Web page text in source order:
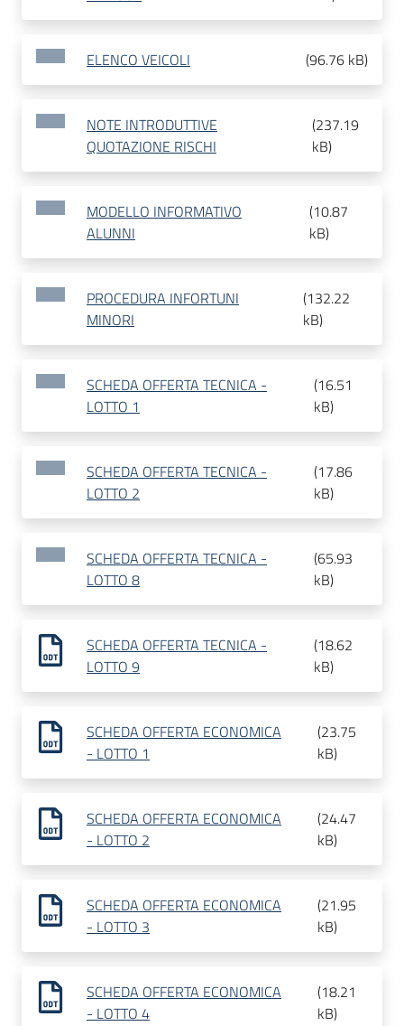
ELENCO VEICOLI (96.76 kB)
NOTE INTRODUTTIVE
QUOTAZIONE RISCHI
(237.19
kB)
MODELLO INFORMATIVO
ALUNNI
(10.87
kB)
PROCEDURA INFORTUNI
MINORI
(132.22
kB)
SCHEDA OFFERTA TECNICA -
LOTTO 1
(16.51
kB)
SCHEDA OFFERTA TECNICA -
LOTTO 2
(17.86
kB)
SCHEDA OFFERTA TECNICA -
LOTTO 8
(65.93
kB)
SCHEDA OFFERTA TECNICA -
LOTTO 9
(18.62
kB)
SCHEDA OFFERTA ECONOMICA
- LOTTO 1
(23.75
kB)
SCHEDA OFFERTA ECONOMICA
- LOTTO 2
(24.47
kB)
SCHEDA OFFERTA ECONOMICA
- LOTTO 3
(21.95
kB)
SCHEDA OFFERTA ECONOMICA
- LOTTO 4
(18.21
kB)